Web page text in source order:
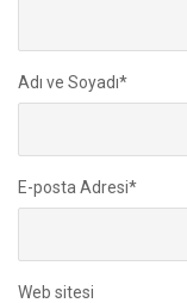
Adı ve Soyadı*
E-posta Adresi*
Web sitesi